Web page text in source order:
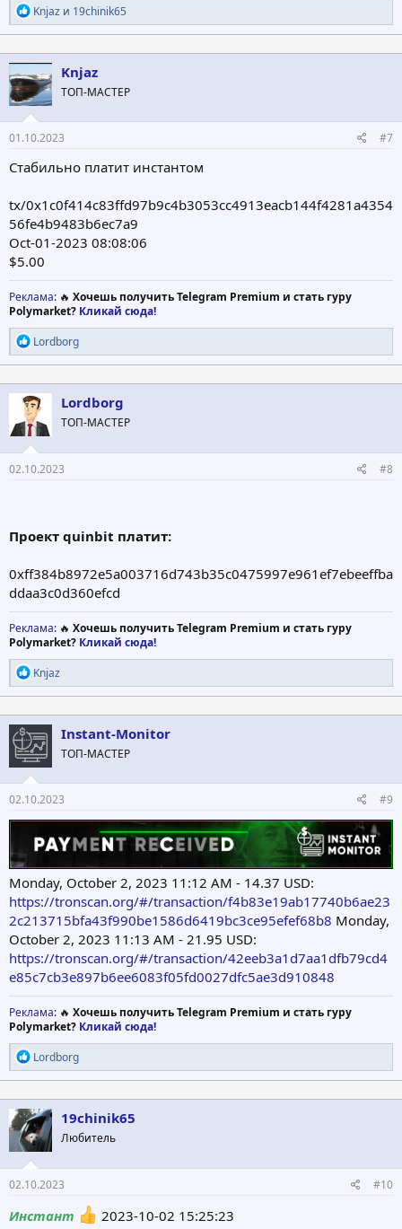
Р
е
а
к
ц
и
и
:
Knjaz и 19chinik65
Knjaz
ТОП-МАСТЕР
01.10.2023 #7
Стабильно платит инстантом
tx/0x1c0f414c83ffd97b9c4b3053cc4913eacb144f4281a4354
56fe4b9483b6ec7a9
Oct-01-2023 08:08:06
$5.00
Реклама: 🔥 Хочешь получить Telegram Premium и стать гуру
Polymarket? Кликай сюда!
Р
е
а
к
ц
и
и
Lordborg
Lordborg
ТОП-МАСТЕР
02.10.2023 #8
Проект quinbit платит:
0xff384b8972e5a003716d743b35c0475997e961ef7ebeeffba
ddaa3c0d360efcd
Реклама: 🔥 Хочешь получить Telegram Premium и стать гуру
Polymarket? Кликай сюда!
Р
е
а
к
ц
и
и
:
Knjaz
Instant-Monitor
ТОП-МАСТЕР
02.10.2023 #9
Monday, October 2, 2023 11:12 AM - 14.37 USD:
https://tronscan.org/#/transaction/f4b83e19ab17740b6ae23
2c213715bfa43f990be1586d6419bc3ce95efef68b8 Monday,
October 2, 2023 11:13 AM - 21.95 USD:
https://tronscan.org/#/transaction/42eeb3a1d7aa1dfb79cd4
e85c7cb3e897b6ee6083f05fd0027dfc5ae3d910848
Реклама: 🔥 Хочешь получить Telegram Premium и стать гуру
Polymarket? Кликай сюда!
Р
е
а
к
ц
и
и
:
Lordborg
19chinik65
Любитель
02.10.2023 #10
Инстант 2023-10-02 15:25:23